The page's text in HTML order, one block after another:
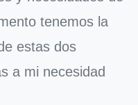
tenemos la
estas dos
a mi necesidad